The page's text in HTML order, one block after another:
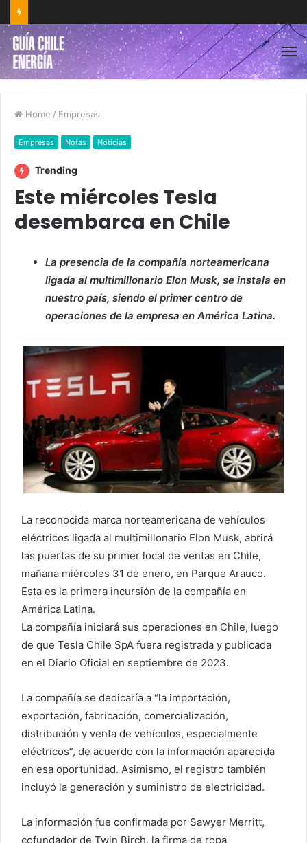
Home / Empresas
Empresas Notas Noticias
Trending
Este miércoles Tesla
desembarca en Chile
La presencia de la compañía norteamericana
ligada al multimillonario Elon Musk, se instala en
nuestro país, siendo el primer centro de
operaciones de la empresa en América Latina.
La reconocida marca norteamericana de vehículos
eléctricos ligada al multimillonario Elon Musk, abrirá
las puertas de su primer local de ventas en Chile,
mañana miércoles 31 de enero, en Parque Arauco.
Esta es la primera incursión de la compañía en
América Latina.
La compañía iniciará sus operaciones en Chile, luego
de que Tesla Chile SpA fuera registrada y publicada
en el Diario Oficial en septiembre de 2023.
La compañía se dedicaría a “la importación,
exportación, fabricación, comercialización,
distribución y venta de vehículos, especialmente
eléctricos”, de acuerdo con la información aparecida
en esa oportunidad. Asimismo, el registro también
incluyó la generación y suministro de electricidad.
La información fue confirmada por Sawyer Merritt,
cofundador de Twin Birch, la firma de ropa